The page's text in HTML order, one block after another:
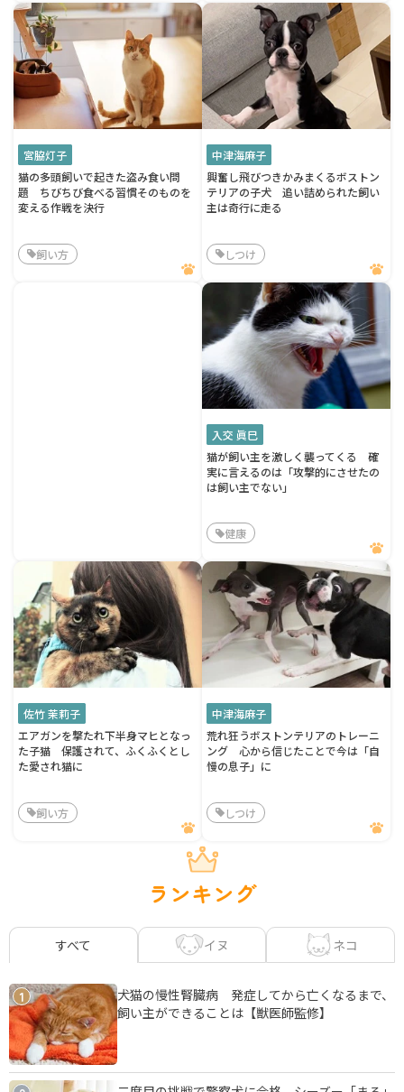
宮脇灯子
猫の多頭飼いで起きた盗み食い問
題 ちびちび食べる習慣そのものを
変える作戦を決行
飼い方
中津海麻子
興奮し飛びつきかみまくるボストン
テリアの子犬 追い詰められた飼い
主は奇行に走る
しつけ
入交 眞巳
猫が飼い主を激しく襲ってくる 確
実に言えるのは「攻撃的にさせたの
は飼い主でない」
健康
佐竹 茉莉子
エアガンを撃たれ下半身マヒとなっ
た子猫 保護されて、ふくふくとし
た愛され猫に
飼い方
中津海麻子
荒れ狂うボストンテリアのトレーニ
ング 心から信じたことで今は「自
慢の息子」に
しつけ
ランキング
すべて イヌ ネコ
1
犬猫の慢性腎臓病 発症してから亡くなるまで、
飼い主ができることは【獣医師監修】